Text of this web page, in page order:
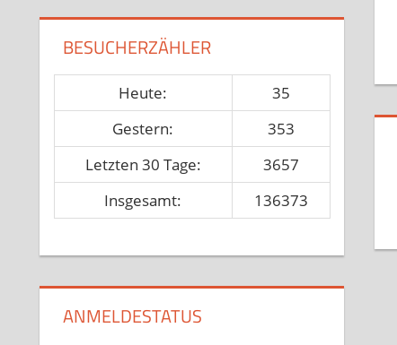
BESUCHERZÄHLER
Heute:
35
Gestern:
353
Letzten 30 Tage:
3657
Insgesamt:
136373
ANMELDESTATUS